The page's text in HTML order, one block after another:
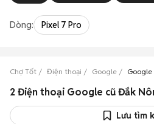
Dòng: Pixel 7 Pro
Chợ Tốt Điện thoại Google
2 Điện thoại Google cũ Đắk
Lưu tìm